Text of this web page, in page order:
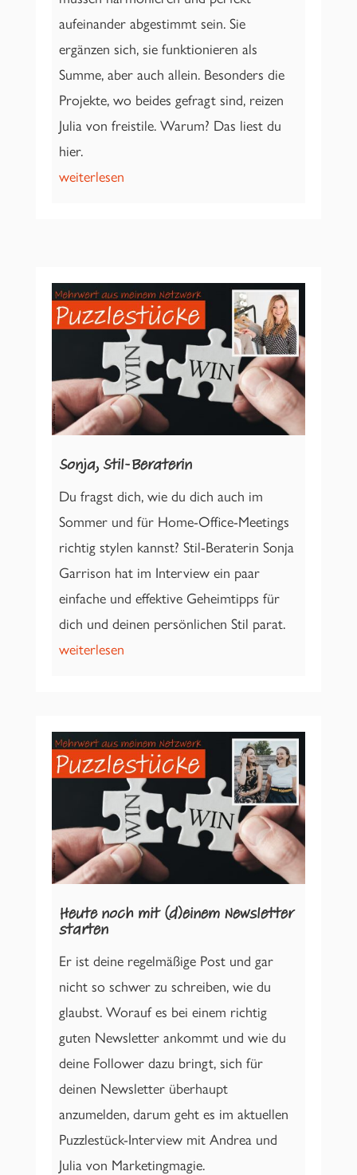
aufeinander abgestimmt sein. Sie
ergänzen sich, sie funktionieren als
Summe, aber auch allein. Besonders die
Projekte, wo beides gefragt sind, reizen
Julia von freistile. Warum? Das liest du
hier.
weiterlesen
Sonja, Stil-Beraterin
Du fragst dich, wie du dich auch im
Sommer und für Home-Office-Meetings
richtig stylen kannst? Stil-Beraterin Sonja
Garrison hat im Interview ein paar
einfache und effektive Geheimtipps für
dich und deinen persönlichen Stil parat.
weiterlesen
Heute noch mit (d)einem Newsletter
starten
Er ist deine regelmäßige Post und gar
nicht so schwer zu schreiben, wie du
glaubst. Worauf es bei einem richtig
guten Newsletter ankommt und wie du
deine Follower dazu bringt, sich für
deinen Newsletter überhaupt
anzumelden, darum geht es im aktuellen
Puzzlestück-Interview mit Andrea und
Julia von Marketingmagie.